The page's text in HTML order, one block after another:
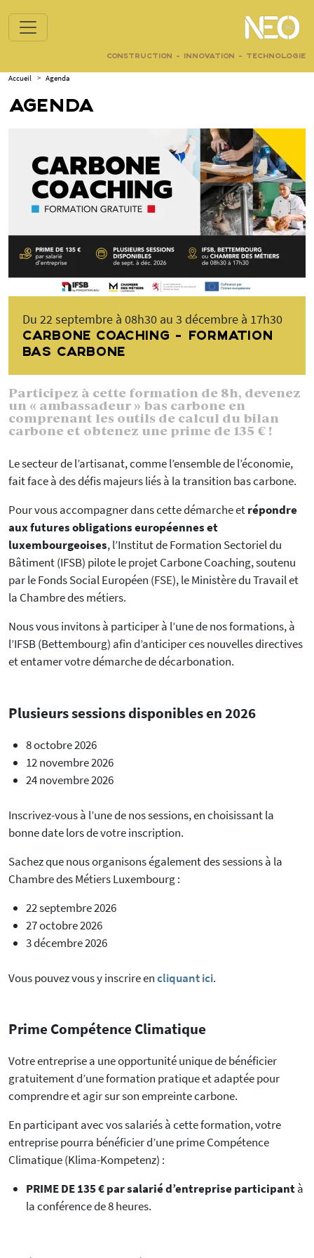
CONSTRUCTION - INNOVATION - TECHNOLOGIE
Accueil > Agenda
AGENDA
Du 22 septembre à 08h30 au 3 décembre à 17h30
CARBONE COACHING - FORMATION
BAS CARBONE
Participez à cette formation de 8h, devenez
un « ambassadeur » bas carbone en
comprenant les outils de calcul du bilan
carbone et obtenez une prime de 135 € !
Le secteur de l’artisanat, comme l’ensemble de l’économie,
fait face à des défis majeurs liés à la transition bas carbone.
Pour vous accompagner dans cette démarche etrépondre
aux futures obligations européennes et
luxembourgeoises, l’Institut de Formation Sectoriel du
Bâtiment (IFSB) pilote le projet Carbone Coaching, soutenu
par le Fonds Social Européen (FSE), le Ministère du Travail et
la Chambre des métiers.
Nous vous invitons à participer à l’une de nos formations, à
l’IFSB (Bettembourg) afin d’anticiper ces nouvelles directives
et entamer votre démarche de décarbonation.
Plusieurs sessions disponibles en 2026
8 octobre 2026
12 novembre 2026
24 novembre 2026
Inscrivez-vous à l’une de nos sessions, en choisissant la
bonne date lors de votre inscription.
Sachez que nous organisons également des sessions à la
Chambre des Métiers Luxembourg :
22 septembre 2026
27 octobre 2026
3 décembre 2026
Vous pouvez vous y inscrire encliquant ici.
Prime Compétence Climatique
Votre entreprise a une opportunité unique de bénéficier
gratuitement d’une formation pratique et adaptée pour
comprendre et agir sur son empreinte carbone.
En participant avec vos salariés à cette formation, votre
entreprise pourra bénéficier d’une prime Compétence
Climatique (Klima-Kompetenz) :
PRIME DE 135 € par salarié d’entreprise participantà
la conférence de 8 heures.